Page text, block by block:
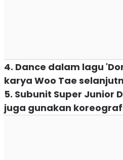
4. Dance dalam lagu
karya Woo Tae
5. Subunit Super Junior
juga gunakan